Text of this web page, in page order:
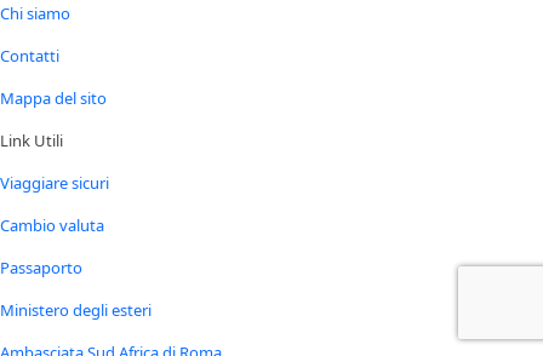
Chi siamo
Contatti
Mappa del sito
Link Utili
Viaggiare sicuri
Cambio valuta
Passaporto
Ministero degli esteri